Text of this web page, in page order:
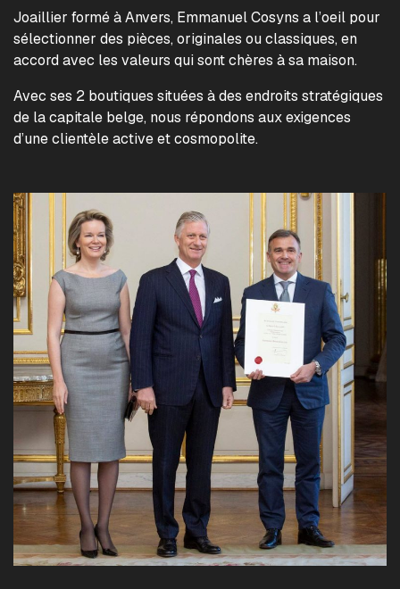
Joaillier formé à Anvers, Emmanuel Cosyns a l’oeil pour
sélectionner des pièces, originales ou classiques, en
accord avec les valeurs qui sont chères à sa maison.
Avec ses 2 boutiques situées à des endroits stratégiques
de la capitale belge, nous répondons aux exigences
d’une clientèle active et cosmopolite.